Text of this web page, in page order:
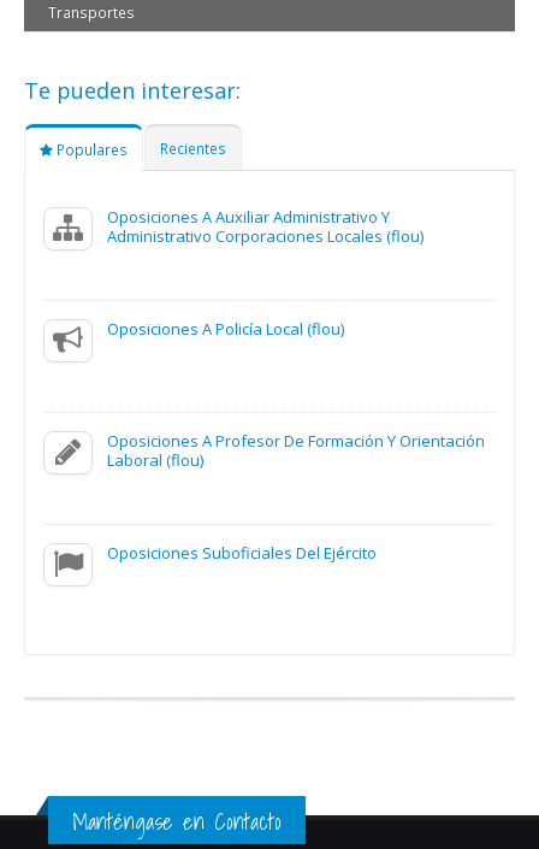
Transportes
Te pueden interesar:
Populares Recientes
Oposiciones A Auxiliar Administrativo Y
Administrativo Corporaciones Locales (flou)
Oposiciones A Policía Local (flou)
Oposiciones A Profesor De Formación Y Orientación
Laboral (flou)
Oposiciones Suboficiales Del Ejército
Manténgase en Contacto